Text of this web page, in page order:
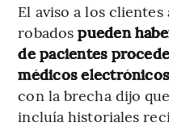
El aviso a los
robados pueden
de pacientes
médicos
con la brecha dijo
incluía historiales